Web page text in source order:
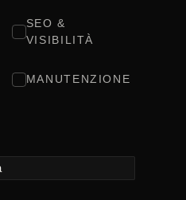
SEO &
VISIBILITÀ
MANUTENZIONE